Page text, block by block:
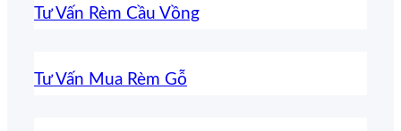
Tư Vấn Rèm Cầu Vồng
Tư Vấn Mua Rèm Gỗ